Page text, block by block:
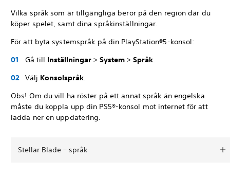
Vilka språk som är tillgängliga beror på den region där du
köper spelet, samt dina språkinställningar.
För att byta systemspråk på din PlayStation®5-konsol:
Gå till Inställningar > System > Språk.
Välj Konsolspråk.
Obs! Om du vill ha röster på ett annat språk än engelska
måste du koppla upp din PS5®-konsol mot internet för att
ladda ner en uppdatering.
Stellar Blade – språk